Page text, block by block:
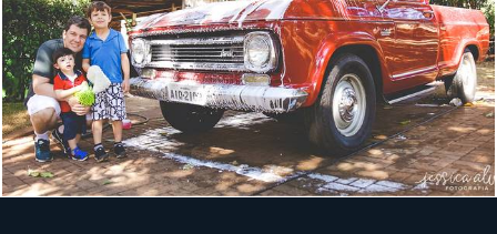
1637